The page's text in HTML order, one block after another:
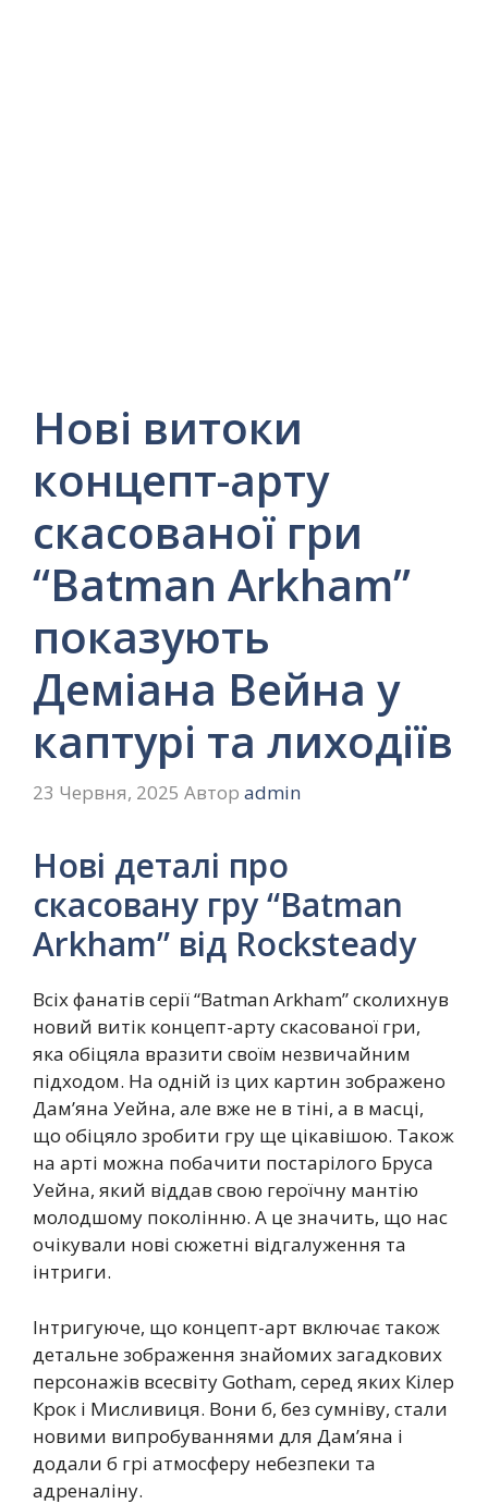
Нові витоки
концепт-арту
скасованої гри
“Batman Arkham”
показують
Деміана Вейна у
каптурі та лиходіїв
23 Червня, 2025 Автор admin
Нові деталі про
скасовану гру “Batman
Arkham” від Rocksteady
Всіх фанатів серії “Batman Arkham” сколихнув
новий витік концепт-арту скасованої гри,
яка обіцяла вразити своїм незвичайним
підходом. На одній із цих картин зображено
Дам’яна Уейна, але вже не в тіні, а в масці,
що обіцяло зробити гру ще цікавішою. Також
на арті можна побачити постарілого Бруса
Уейна, який віддав свою героїчну мантію
молодшому поколінню. А це значить, що нас
очікували нові сюжетні відгалуження та
інтриги.
Інтригуюче, що концепт-арт включає також
детальне зображення знайомих загадкових
персонажів всесвіту Gotham, серед яких Кілер
Крок і Мисливиця. Вони б, без сумніву, стали
новими випробуваннями для Дам’яна і
додали б грі атмосферу небезпеки та
адреналіну.